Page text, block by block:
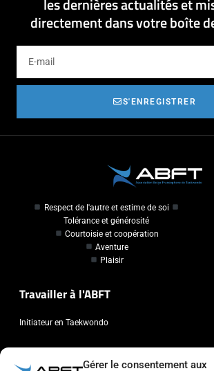
Gérer le consentement aux
directement dans votre boîte
S'ENREGISTRER
Respect de l'autre et estime de soi
Tolérance et générosité
Courtoisie et coopération
Aventure
Plaisir
Travailler à l'ABFT
Initiateur en Taekwondo